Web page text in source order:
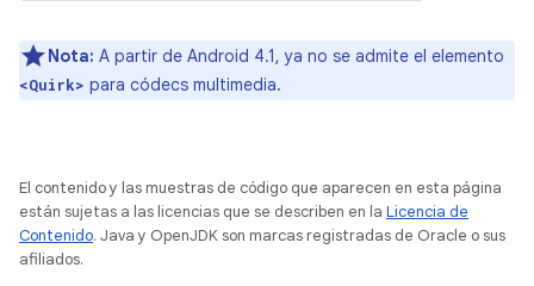
Nota: A partir de Android 4.1, ya no se admite el elemento
<Quirk> para códecs multimedia.
El contenido y las muestras de código que aparecen en esta página
están sujetas a las licencias que se describen en la Licencia de
Contenido. Java y OpenJDK son marcas registradas de Oracle o sus
afiliados.